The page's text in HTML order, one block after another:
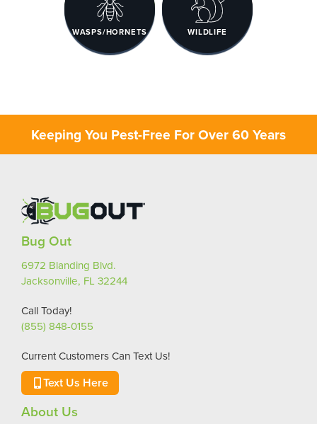
WASPS/HORNETS WILDLIFE
Keeping You Pest-Free For Over 60 Years
Bug Out
6972 Blanding Blvd.
Jacksonville, FL 32244
Call Today!
(855) 848-0155
Current Customers Can Text Us!
Text Us Here
About Us